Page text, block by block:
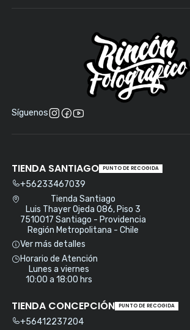
Síguenos
TIENDA SANTIAGO PUNTO DE RECOGIDA
+56233467039
Tienda Santiago
Luis Thayer Ojeda 086, Piso 3
7510017 Santiago - Providencia
Región Metropolitana - Chile
Ver más detalles
Horario de Atención
Lunes a viernes
10:00 a 18:00 hrs
TIENDA CONCEPCIÓN PUNTO DE RECOGIDA
+56412237204